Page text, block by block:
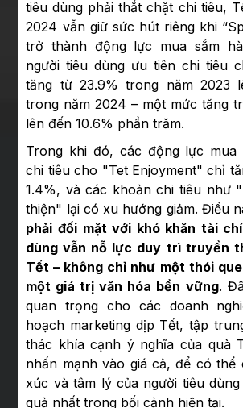
tiêu dùng phải thắt chặt chi tiêu,
2024 vẫn giữ sức hút riêng khi
trở thành động lực mua sắm
người tiêu dùng ưu tiên chi tiêu
tăng từ 23.9% trong năm 2023
trong năm 2024 – một mức tăng
lên đến 10.6% phần trăm.
Trong khi đó, các động lực mua
chi tiêu cho "Tet Enjoyment" chỉ
1.4%, và các khoản chi tiêu như
thiện" lại có xu hướng giảm. Điều
phải đối mặt với khó khăn tài
dùng vẫn nỗ lực duy trì truyền
Tết – không chỉ như một thói
một giá trị văn hóa bền vững.
quan trọng cho các doanh
hoạch marketing dịp Tết, tập
thác khía cạnh ý nghĩa của quà
nhấn mạnh vào giá cả, để có thể
xúc và tâm lý của người tiêu
quả nhất trong bối cảnh hiện tại.